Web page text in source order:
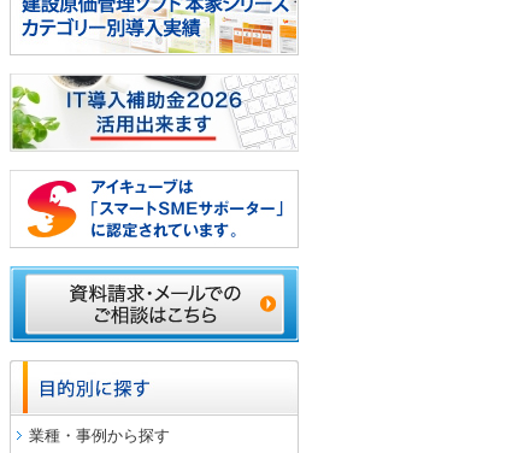
業種・事例から探す